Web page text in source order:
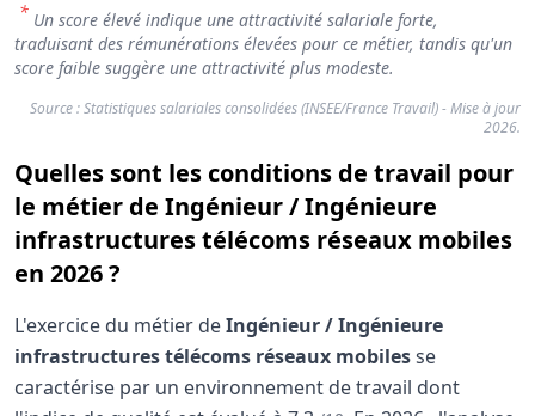
* Un score élevé indique une attractivité salariale forte,
traduisant des rémunérations élevées pour ce métier, tandis qu'un
score faible suggère une attractivité plus modeste.
Source : Statistiques salariales consolidées (INSEE/France Travail) - Mise à jour
2026.
Quelles sont les conditions de travail pour
le métier de Ingénieur / Ingénieure
infrastructures télécoms réseaux mobiles
en 2026 ?
L'exercice du métier deIngénieur / Ingénieure
infrastructures télécoms réseaux mobilesse
caractérise par un environnement de travail dont